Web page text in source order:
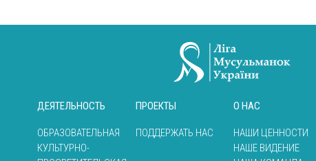
ДЕЯТЕЛЬНОСТЬ
ОБРАЗОВАТЕЛЬНАЯ
КУЛЬТУРНО-
ПРОЕКТЫ
ПОДДЕРЖАТЬ НАС
О НАС
НАШИ ЦЕННОСТИ
НАШЕ ВИДЕНИЕ